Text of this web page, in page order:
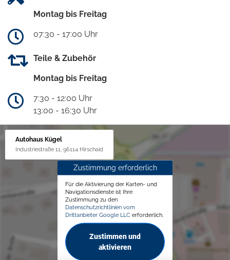
Montag bis Freitag
07:30 - 17:00 Uhr
Teile & Zubehör
Montag bis Freitag
7:30 - 12:00 Uhr
13:00 - 16:30 Uhr
Autohaus Kügel
Industriestraße 11, 96114 Hirschaid
Zustimmung erforderlich
Für die Aktivierung der Karten- und
Navigationsdienste ist Ihre
Zustimmung zu den
Datenschutzrichtlinien vom
Drittanbieter Google LLC erforderlich.
Zustimmen und
aktivieren